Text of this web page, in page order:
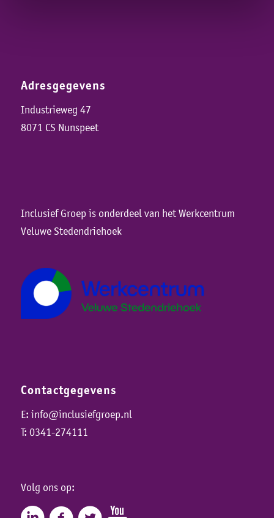
Adresgegevens
Industrieweg 47
8071 CS Nunspeet
Inclusief Groep is onderdeel van het Werkcentrum
Veluwe Stedendriehoek
Contactgegevens
E: info@inclusiefgroep.nl
T: 0341-274111
Volg ons op: